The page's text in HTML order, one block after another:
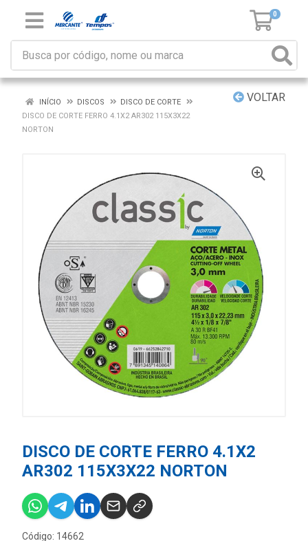
0
VOLTAR
INÍCIO DISCOS
DISCO DE CORTE
DISCO DE CORTE FERRO 4.1X2 AR302 115X3X22
NORTON
DISCO DE CORTE FERRO 4.1X2
AR302 115X3X22 NORTON
Código: 14662